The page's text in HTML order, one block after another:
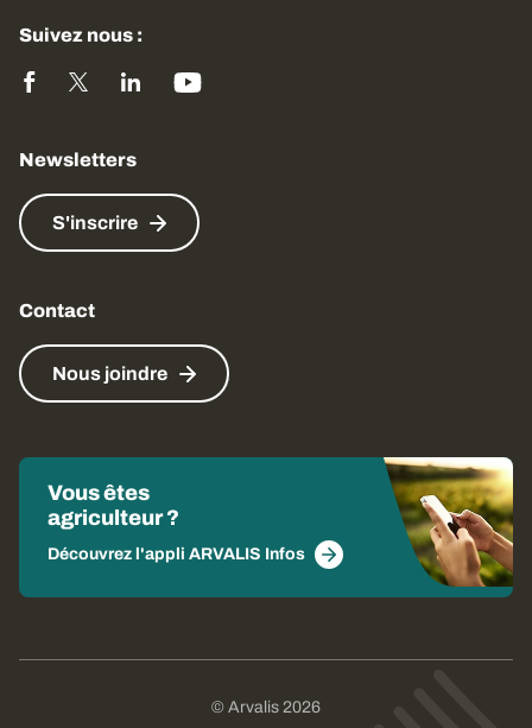
Suivez nous :
Newsletters
S'inscrire
Contact
Nous joindre
Vous êtes
agriculteur ?
Découvrez l'appli ARVALIS Infos
© Arvalis 2026